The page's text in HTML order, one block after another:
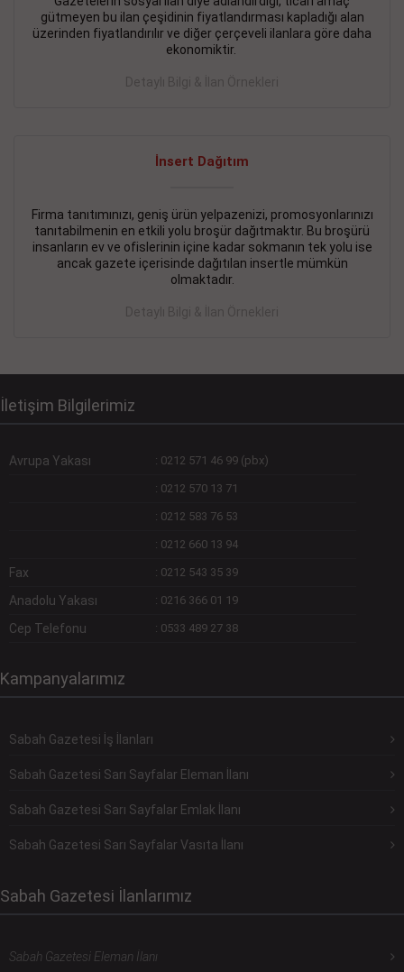
gütmeyen bu ilan çeşidinin fiyatlandırması kapladığı alan
üzerinden fiyatlandırılır ve diğer çerçeveli ilanlara göre daha
ekonomiktir.
Detaylı Bilgi & İlan Örnekleri
İnsert Dağıtım
Firma tanıtımınızı, geniş ürün yelpazenizi, promosyonlarınızı
tanıtabilmenin en etkili yolu broşür dağıtmaktır. Bu broşürü
insanların ev ve ofislerinin içine kadar sokmanın tek yolu ise
ancak gazete içerisinde dağıtılan insertle mümkün
olmaktadır.
Detaylı Bilgi & İlan Örnekleri
İletişim Bilgilerimiz
Avrupa Yakası : 0212 571 46 99 (pbx)
: 0212 570 13 71
: 0212 583 76 53
: 0212 660 13 94
Fax : 0212 543 35 39
Anadolu Yakası : 0216 366 01 19
Cep Telefonu : 0533 489 27 38
Kampanyalarımız
Sabah Gazetesi İş İlanları
Sabah Gazetesi Sarı Sayfalar Eleman İlanı
Sabah Gazetesi Sarı Sayfalar Emlak İlanı
Sabah Gazetesi Sarı Sayfalar Vasıta İlanı
Sabah Gazetesi İlanlarımız
Sabah Gazetesi Eleman İlanı
BEYLİKDÜZÜ Kavaklıda 4 katlı bina
DEVREMÜLK KİRALIK İlanı- 11.09.2018
SİNYE Tekstile Şoförlüğü olan 35 yaşını aşmamış, Depo
elemanı alınacaktır. Osmanbey, Şişli